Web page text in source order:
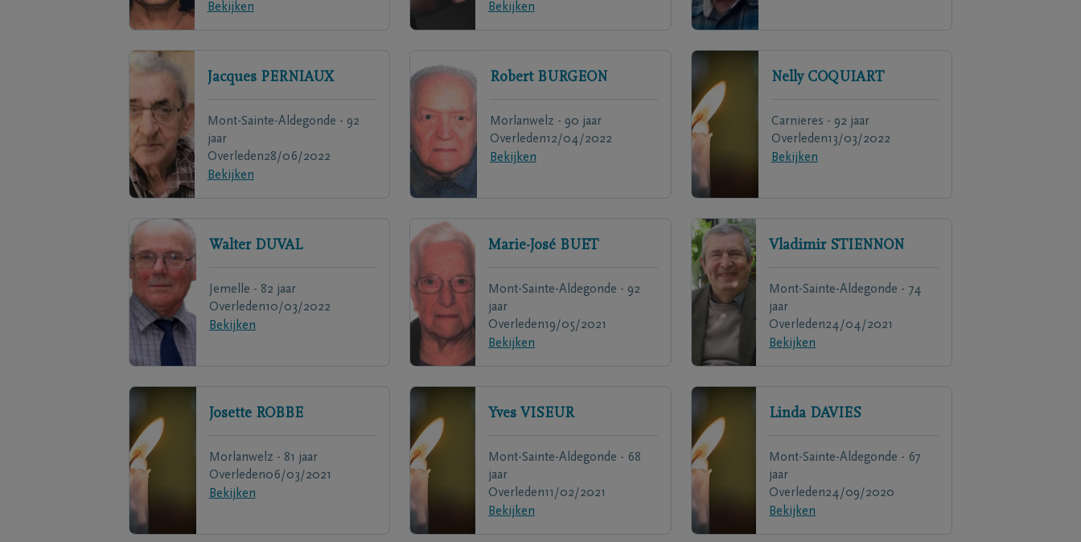
Bekijken
Bekijken
Jacques PERNIAUX
Mont-Sainte-Aldegonde - 92
jaar
Overleden28/06/2022
Bekijken
Robert BURGEON
Morlanwelz - 90 jaar
Overleden12/04/2022
Bekijken
Nelly COQUIART
Carnieres - 92 jaar
Overleden13/03/2022
Bekijken
Walter DUVAL
Jemelle - 82 jaar
Overleden10/03/2022
Bekijken
Marie-José BUET
Mont-Sainte-Aldegonde - 92
jaar
Overleden19/05/2021
Bekijken
Vladimir STIENNON
Mont-Sainte-Aldegonde - 74
jaar
Overleden24/04/2021
Bekijken
Josette ROBBE
Morlanwelz - 81 jaar
Overleden06/03/2021
Bekijken
Yves VISEUR
Mont-Sainte-Aldegonde - 68
jaar
Overleden11/02/2021
Bekijken
Linda DAVIES
Mont-Sainte-Aldegonde - 67
jaar
Overleden24/09/2020
Bekijken